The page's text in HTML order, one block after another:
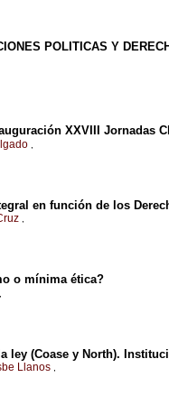
POLITICAS Y
XXVIII Jornadas
en función de los
o mínima ética?
ley (Coase y North).
Llanos ,